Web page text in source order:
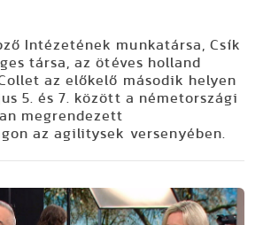
Intézetének munkatársa, Csík
társa, az ötéves holland
az előkelő második helyen
5. és 7. között a németországi
megrendezett
az agilitysek versenyében.